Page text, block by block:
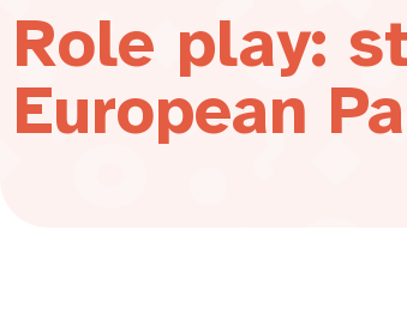
Role play:
European